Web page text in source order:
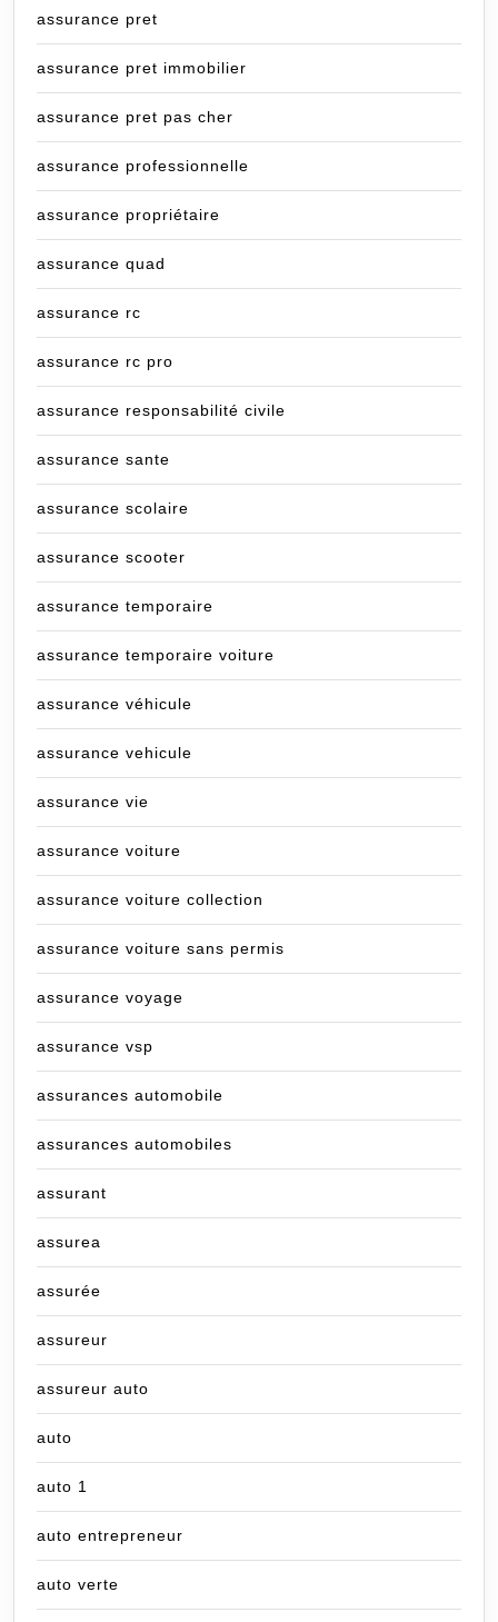
assurance pret
assurance pret immobilier
assurance pret pas cher
assurance professionnelle
assurance propriétaire
assurance quad
assurance rc
assurance rc pro
assurance responsabilité civile
assurance sante
assurance scolaire
assurance scooter
assurance temporaire
assurance temporaire voiture
assurance véhicule
assurance vehicule
assurance vie
assurance voiture
assurance voiture collection
assurance voiture sans permis
assurance voyage
assurance vsp
assurances automobile
assurances automobiles
assurant
assurea
assurée
assureur
assureur auto
auto
auto 1
auto entrepreneur
auto verte